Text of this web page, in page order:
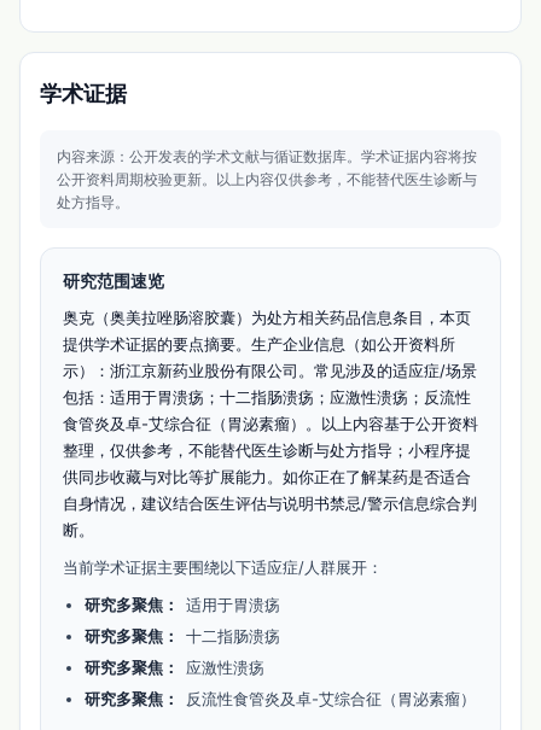
学术证据
内容来源：公开发表的学术文献与循证数据库。 学术证据内容将按
公开资料周期校验更新。 以上内容仅供参考，不能替代医生诊断与
处方指导。
研究范围速览
奥克（奥美拉唑肠溶胶囊）为处方相关药品信息条目，本页
提供学术证据的要点摘要。生产企业信息（如公开资料所
示）：浙江京新药业股份有限公司。常见涉及的适应症/场景
包括：适用于胃溃疡；十二指肠溃疡；应激性溃疡；反流性
食管炎及卓-艾综合征（胃泌素瘤）。以上内容基于公开资料
整理，仅供参考，不能替代医生诊断与处方指导；小程序提
供同步收藏与对比等扩展能力。如你正在了解某药是否适合
自身情况，建议结合医生评估与说明书禁忌/警示信息综合判
断。
当前学术证据主要围绕以下适应症/人群展开：
研究多聚焦：
适用于胃溃疡
研究多聚焦：
十二指肠溃疡
研究多聚焦：
应激性溃疡
研究多聚焦：
反流性食管炎及卓-艾综合征（胃泌素瘤）